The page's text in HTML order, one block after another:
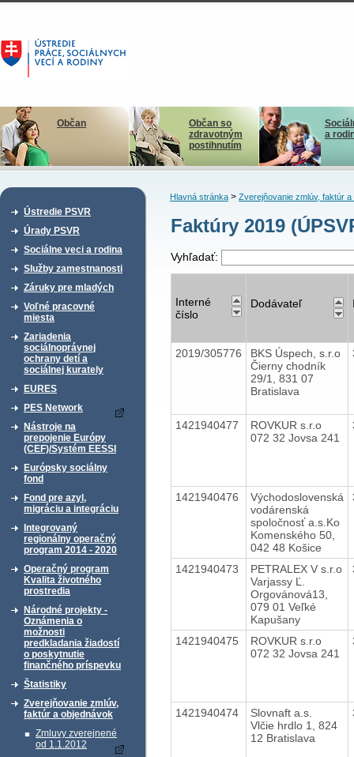
Občan
Občan so
zdravotným
postihnutím
a
Ústredie PSVR
Úrady PSVR
Sociálne veci a rodina
Služby zamestnanosti
Záruky pre mladých
Voľné pracovné
miesta
Zariadenia
sociálnoprávnej
ochrany detí a
sociálnej kurately
EURES
PES Network
Nástroje na
prepojenie Európy
(CEF)/Systém EESSI
Európsky sociálny
fond
Fond pre azyl,
migráciu a integráciu
Integrovaný
regionálny operačný
program 2014 - 2020
Operačný program
Kvalita životného
prostredia
Národné projekty -
Oznámenia o
možnosti
predkladania žiadostí
o poskytnutie
finančného príspevku
Štatistiky
Zverejňovanie zmlúv,
faktúr a objednávok
Zmluvy zverejnené
od 1.1.2012
Hlavná stránka> Zverejňovanie zmlúv, faktúr a
Faktúry 2019
Vyhľadať:
Interné
číslo
Dodávateľ
2019/305776
BKS Úspech, s.r.o
Čierny chodník
29/1, 831 07
Bratislava
1421940477
ROVKUR s.r.o
072 32 Jovsa 241
1421940476
Východoslovenská
vodárenská
spoločnosť a.s.Ko
Komenského 50,
042 48 Košice
1421940473
PETRALEX V s.r.o
Varjassy Ľ.
Orgovánová13,
079 01 Veľké
Kapušany
1421940475
ROVKUR s.r.o
072 32 Jovsa 241
1421940474
Slovnaft a.s.
Vlčie hrdlo 1, 824
12 Bratislava